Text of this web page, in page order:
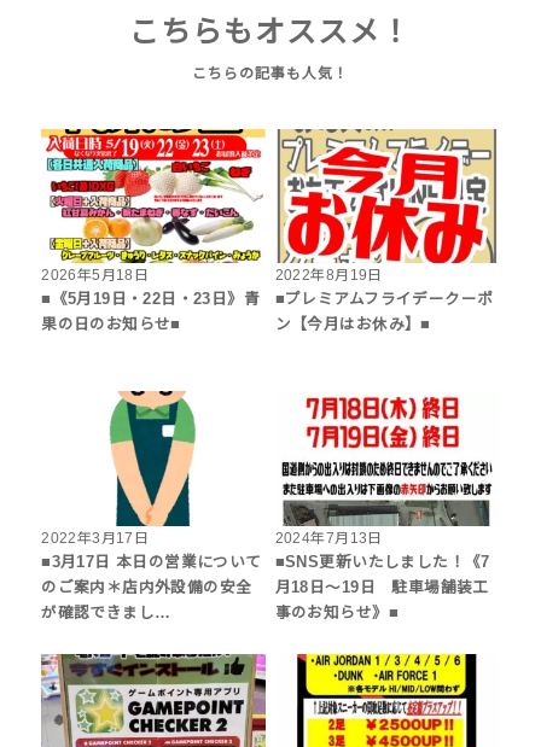
こちらもオススメ！
2026年5月18日
■《5月19日・22日・23日》青
果の日のお知らせ■
2022年8月19日
■プレミアムフライデークーポ
ン【今月はお休み】■
2022年3月17日
■3月17日 本日の営業について
のご案内＊店内外設備の安全
が確認できまし…
2024年7月13日
■SNS更新いたしました！《7
月18日～19日 駐車場舗装工
事のお知らせ》■